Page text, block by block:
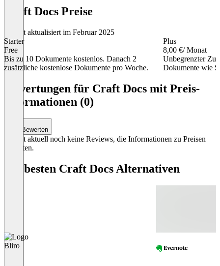
Craft Docs Preise
Zuletzt aktualisiert im Februar 2025
Starter
Free
Bis zu 10 Dokumente kostenlos. Danach 2
zusätzliche kostenlose Dokumente pro Woche.
Plus
8,00 €/ Monat
Unbegrenzter
Dokumente wie
Bewertungen für Craft Docs mit Preis-
Informationen (0)
Bewerten
Es gibt aktuell noch keine Reviews, die Informationen zu Preisen
enthalten.
Die besten Craft Docs Alternativen
Bliro